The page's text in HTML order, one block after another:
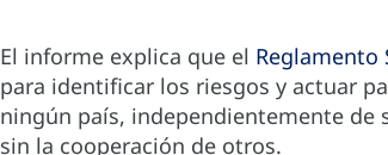
El informe explica que el Reglamento
para identificar los riesgos y actuar
ningún país, independientemente de
sin la cooperación de otros.